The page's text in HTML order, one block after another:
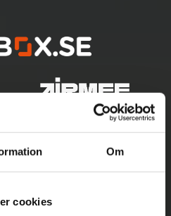
Om
cookies